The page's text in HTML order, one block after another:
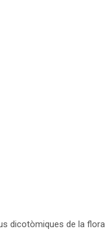
dicotòmiques de la